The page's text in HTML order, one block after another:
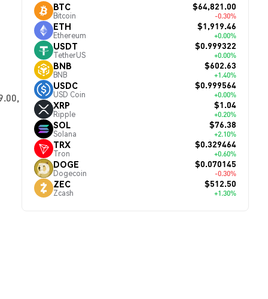
BTC
Bitcoin
$64,821.00
-0.30%
ETH
Ethereum
$1,919.46
+0.00%
USDT
TetherUS
$0.999322
+0.00%
BNB
BNB
$602.63
+1.40%
USDC
USD Coin
$0.999564
+0.00%
XRP
Ripple
$1.04
+0.20%
SOL
Solana
$76.38
+2.10%
TRX
Tron
$0.329464
+0.60%
DOGE
Dogecoin
$0.070145
-0.30%
ZEC
Zcash
$512.50
+1.30%